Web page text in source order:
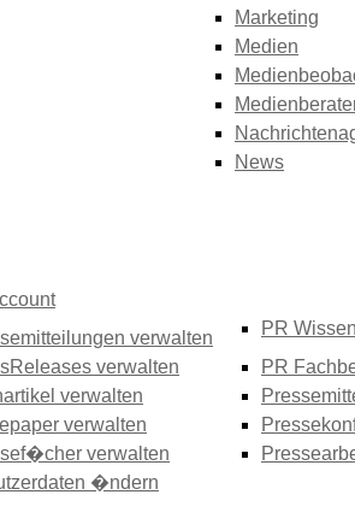
Marketing
Medien
News
verwalten
verwalten
verwalten
verwalten
verwalten
�ndern
PR
PR